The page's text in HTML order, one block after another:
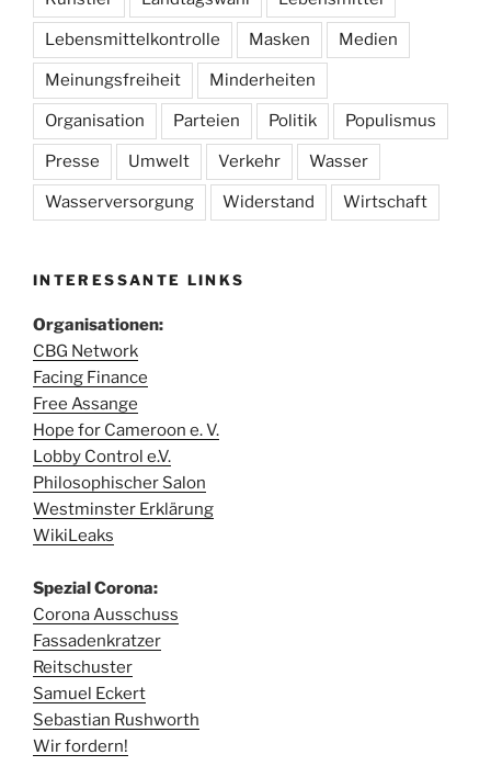
Lebensmittelkontrolle Masken Medien
Meinungsfreiheit Minderheiten
Organisation Parteien Politik Populismus
Presse Umwelt Verkehr Wasser
Wasserversorgung Widerstand Wirtschaft
INTERESSANTE LINKS
Organisationen:
CBG Network
Facing Finance
Free Assange
Hope for Cameroon e. V.
Lobby Control e.V.
Philosophischer Salon
Westminster Erklärung
WikiLeaks
Spezial Corona:
Corona Ausschuss
Fassadenkratzer
Reitschuster
Samuel Eckert
Sebastian Rushworth
Wir fordern!